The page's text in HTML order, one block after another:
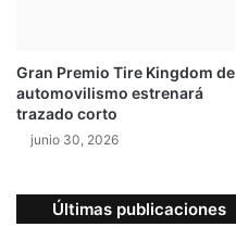
e
r
e
e
Gran Premio Tire Kingdom de
automovilismo estrenará
trazado corto
junio 30, 2026
Últimas publicaciones